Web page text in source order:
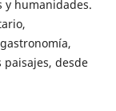
y humanidades.
desde